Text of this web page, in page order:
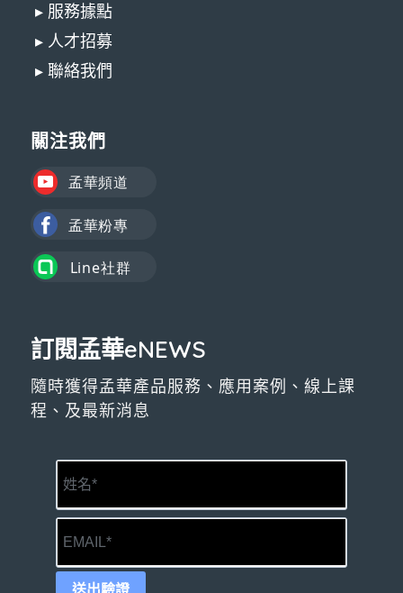
▸ 服務據點
▸ 人才招募
▸ 聯絡我們
關注我們
訂閱孟華eNEWS
隨時獲得孟華產品服務、應用案例、線上課
程、及最新消息
送出驗證